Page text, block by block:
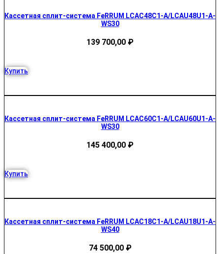
Кассетная сплит-система FeRRUM LCAC48C1-A/LCAU48U1-A-
WS30
139 700,00 ₽
Купить
Кассетная сплит-система FeRRUM LCAC60C1-A/LCAU60U1-A-
WS30
145 400,00 ₽
Купить
Кассетная сплит-система FeRRUM LCAC18C1-A/LCAU18U1-A-
WS40
74 500,00 ₽